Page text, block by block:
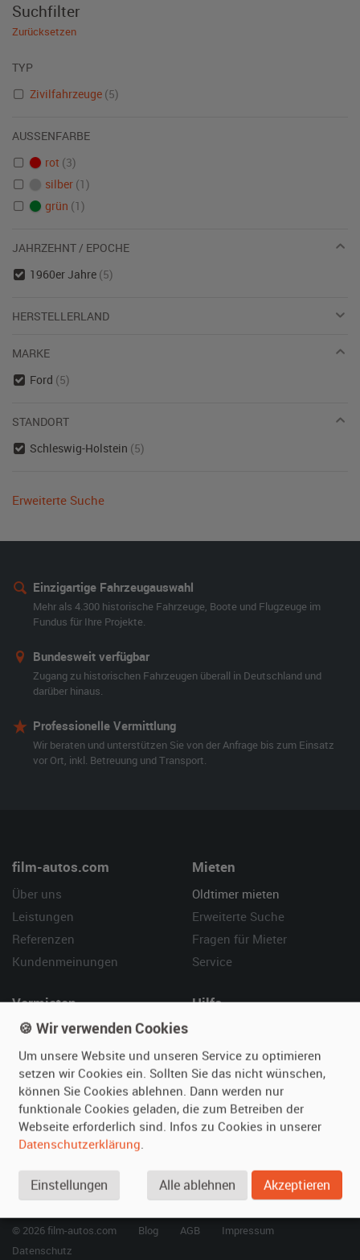
Suchfilter
Zurücksetzen
TYP
Zivilfahrzeuge (5)
AUSSENFARBE
rot (3)
silber (1)
grün (1)
JAHRZEHNT / EPOCHE
1960er Jahre (5)
HERSTELLERLAND
MARKE
Ford (5)
STANDORT
Schleswig-Holstein (5)
Erweiterte Suche
Einzigartige Fahrzeugauswahl
Mehr als 4.300 historische Fahrzeuge, Boote und Flugzeuge im
Fundus für Ihre Projekte.
Bundesweit verfügbar
Zugang zu historischen Fahrzeugen überall in Deutschland und
darüber hinaus.
Professionelle Vermittlung
Wir beraten und unterstützen Sie von der Anfrage bis zum Einsatz
vor Ort, inkl. Betreuung und Transport.
film-autos.com
Über uns
Leistungen
Referenzen
Kundenmeinungen
Mieten
Oldtimer mieten
Erweiterte Suche
Fragen für Mieter
Service
Vermieten
Oldtimer anmelden
Fotos senden
Fragen für Vermieter
Inserat verwalten
Hilfe
So funktioniert's
Kontakt
SPECIAL
unsere Top 10 ...
© 2026 film-autos.com Blog AGB
Impressum
Datenschutz
🍪 Wir verwenden Cookies
Um unsere Website und unseren Service zu optimieren
setzen wir Cookies ein. Sollten Sie das nicht wünschen,
können Sie Cookies ablehnen. Dann werden nur
funktionale Cookies geladen, die zum Betreiben der
Webseite erforderlich sind. Infos zu Cookies in unserer
Datenschutzerklärung.
Einstellungen Alle ablehnen Akzeptieren